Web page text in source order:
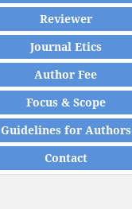
Reviewer
Journal Etics
Author Fee
Focus & Scope
Guidelines for Authors
Contact